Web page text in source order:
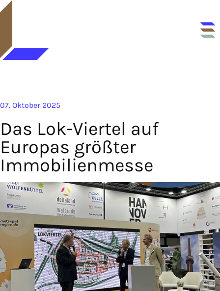
07. Oktober 2025
Das Lok-Viertel auf
Europas größter
Immobilienmesse